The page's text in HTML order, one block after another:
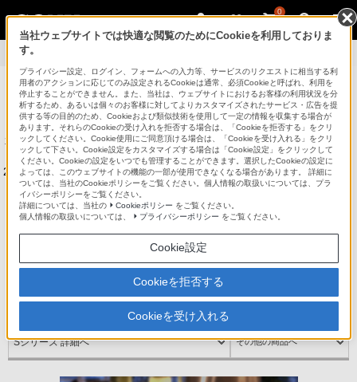
0
製品情報
パーソナルコンピューター VAIO
法人のお客様はこちら
本サイトは、2014年6月以前発売のソニー株式会社製VAIOの製品情報
を掲載しています。
2014年8月以降に発売されたVAIO株式会社製VAIOの製品情報はこちら
をご覧ください。
Sシリーズ
当社ウェブサイトでは快適な閲覧のためにCookieを利用しておりま
す。
プライバシー設定、ログイン、フォームへの入力等、サービスのリクエストに相当する利
用者のアクションに応じてのみ設定されるCookieは通常、必須Cookieと呼ばれ、利用を
停止することができません。また、当社は、ウェブサイトにおけるお客様の利用状況を分
析するため、あるいは個々のお客様に対してよりカスタマイズされたサービス・広告を提
供する等の目的のため、Cookieおよび類似技術を使用して一定の情報を収集する場合が
あります。それらのCookieの受け入れを拒否する場合は、「Cookieを拒否する」をクリ
ックしてください。Cookie使用にご同意頂ける場合は、「Cookieを受け入れる」をクリ
ックして下さい。Cookie設定をカスタマイズする場合は「Cookie設定」をクリックして
ください。Cookieの設定をいつでも管理することができます。選択したCookieの設定に
よっては、このウェブサイトの機能の一部が使用できなくなる場合があります。 詳細に
ついては、当社のCookieポリシーをご覧ください。個人情報の取扱いについては、プラ
イバシーポリシーをご覧ください。
詳細については、当社の
Cookieポリシー をご覧ください。
個人情報の取扱いについては、
プライバシーポリシー をご覧ください。
Cookie設定
Cookieを拒否する
Cookieを受け入れる